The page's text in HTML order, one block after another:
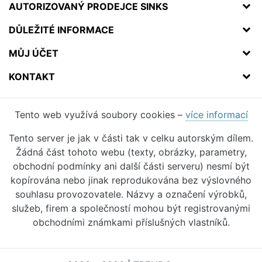
AUTORIZOVANÝ PRODEJCE SINKS
DŮLEŽITÉ INFORMACE
MŮJ ÚČET
KONTAKT
Tento web využívá soubory cookies – více informací
Tento server je jak v části tak v celku autorským dílem.
Žádná část tohoto webu (texty, obrázky, parametry,
obchodní podmínky ani další části serveru) nesmí být
kopírována nebo jinak reprodukována bez výslovného
souhlasu provozovatele. Názvy a označení výrobků,
služeb, firem a společností mohou být registrovanými
obchodními známkami příslušných vlastníků.